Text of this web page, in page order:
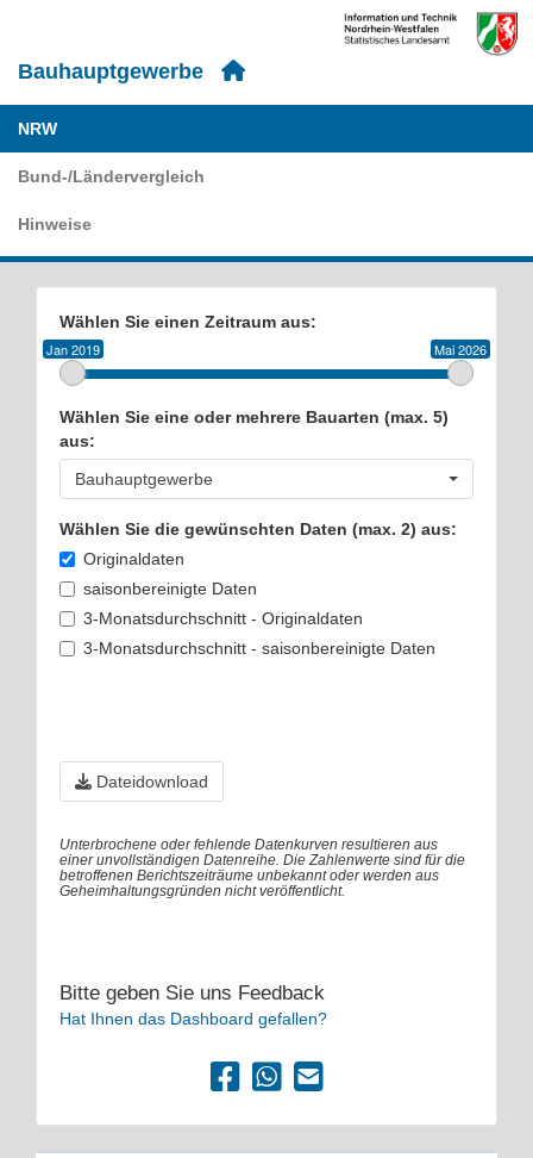
Bauhauptgewerbe
NRW
Bund-/Ländervergleich
Hinweise
Wählen Sie einen Zeitraum aus:
Jan 2019
Mai 2026
Wählen Sie eine oder mehrere Bauarten (max. 5)
aus:
Bauhauptgewerbe
Wählen Sie die gewünschten Daten (max. 2) aus:
Originaldaten
saisonbereinigte Daten
3-Monatsdurchschnitt - Originaldaten
3-Monatsdurchschnitt - saisonbereinigte Daten
Dateidownload
Unterbrochene oder fehlende Datenkurven resultieren aus
einer unvollständigen Datenreihe. Die Zahlenwerte sind für die
betroffenen Berichtszeiträume unbekannt oder werden aus
Geheimhaltungsgründen nicht veröffentlicht.
Bitte geben Sie uns Feedback
Hat Ihnen das Dashboard gefallen?